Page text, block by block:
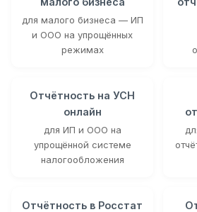
для малого бизнеса — ИП
и ООО на упрощённых
режимах
Отчётность на УСН
онлайн
для ИП и ООО на
упрощённой системе
налогообложения
Отчётность в Росстат